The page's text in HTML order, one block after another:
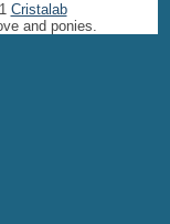
Cristalab
and ponies.